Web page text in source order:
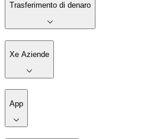
Trasferimento di denaro
Xe Aziende
App